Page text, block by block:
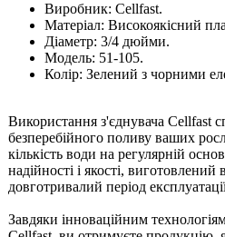
Виробник: Cellfast.
Матеріал: Високоякісний
Діаметр: 3/4 дюйми.
Модель: 51-105.
Колір: Зелений з чорними
Використання з'єднувача Cellfast
безперебійного поливу ваших
кількість води на регулярній
надійності і якості,
довготривалий період
Завдяки інноваційним